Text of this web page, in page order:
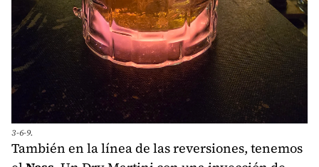
3-6-9.
También en la línea de las reversiones, tenemos